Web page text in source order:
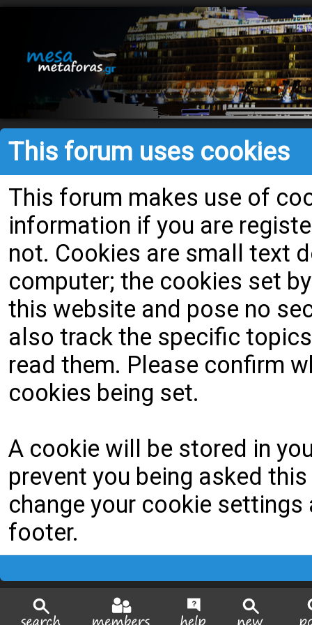
This forum uses cookies
This forum makes use of
information if you are
not. Cookies are small text
computer; the cookies set
this website and pose no
also track the specific
read them. Please confirm
cookies being set.
A cookie will be stored in
prevent you being asked
change your cookie
footer.